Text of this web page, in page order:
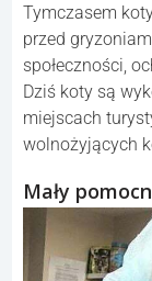
Tymczasem
przed
społeczności,
Dziś koty są
miejscach
wolnożyjących
Mały